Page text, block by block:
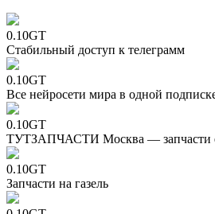
0.10GT
Стабильный доступ к телеграмм
0.10GT
Все нейросети мира в одной
0.10GT
ТУТЗАПЧАСТИ Москва — запчасти
0.10GT
Запчасти на газель